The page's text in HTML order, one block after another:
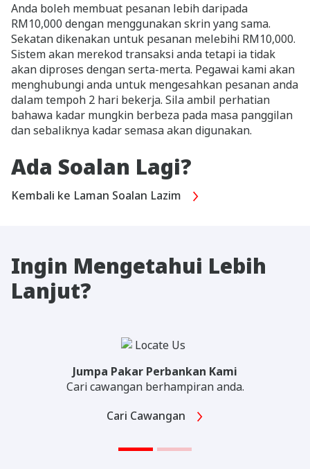
Anda boleh membuat pesanan lebih daripada
RM10,000 dengan menggunakan skrin yang sama.
Sekatan dikenakan untuk pesanan melebihi RM10,000.
Sistem akan merekod transaksi anda tetapi ia tidak
akan diproses dengan serta-merta. Pegawai kami akan
menghubungi anda untuk mengesahkan pesanan anda
dalam tempoh 2 hari bekerja. Sila ambil perhatian
bahawa kadar mungkin berbeza pada masa panggilan
dan sebaliknya kadar semasa akan digunakan.
Ada Soalan Lagi?
Kembali ke Laman Soalan Lazim
Ingin Mengetahui Lebih
Lanjut?
Jumpa Pakar Perbankan Kami
Cari cawangan berhampiran anda.
Cari Cawangan